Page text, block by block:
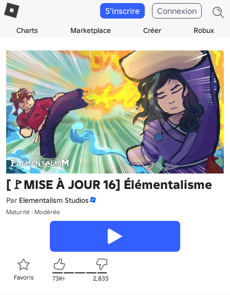
Charts Marketplace Créer Robux
S'inscrire Connexion
[🚩MISE À JOUR 16] Élémentalisme
Par Elementalism Studios
Maturité : Modérée
Favoris 73K+ 2,835